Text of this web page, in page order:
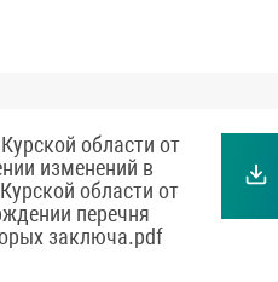
области от
изменений в
области от
перечня
заключа.pdf